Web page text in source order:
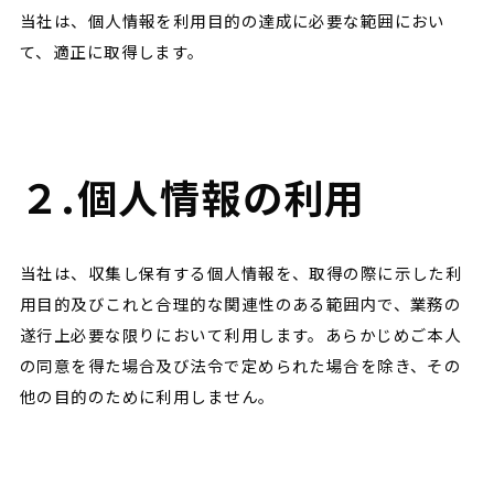
当社は、個人情報を利用目的の達成に必要な範囲におい
て、適正に取得します。
２.個人情報の利用
当社は、収集し保有する個人情報を、取得の際に示した利
用目的及びこれと合理的な関連性のある範囲内で、業務の
遂行上必要な限りにおいて利用します。あらかじめご本人
の同意を得た場合及び法令で定められた場合を除き、その
他の目的のために利用しません。